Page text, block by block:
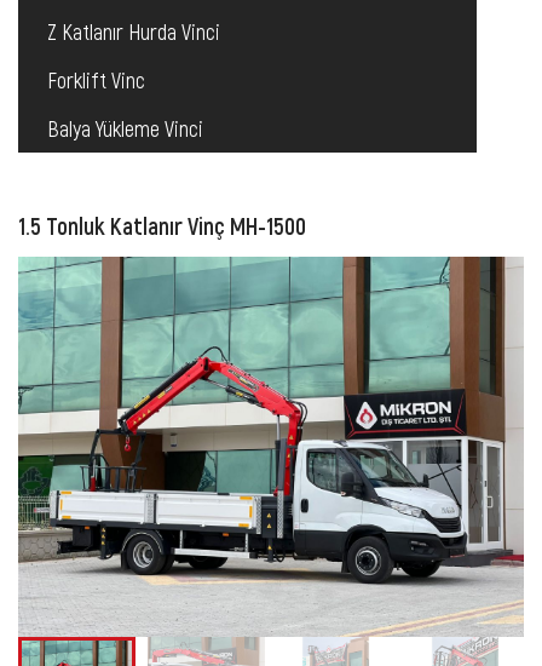
Z Katlanır Hurda Vinci
Forklift Vinc
Balya Yükleme Vinci
1.5 Tonluk Katlanır Vinç MH-1500